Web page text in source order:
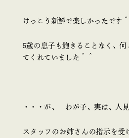
けっこう新鮮で楽しかったです＾
5歳の息子も飽きることなく、
てくれていました＾＾
・・・が、 わが子、実は、人
スタッフのお姉さんの指示を受